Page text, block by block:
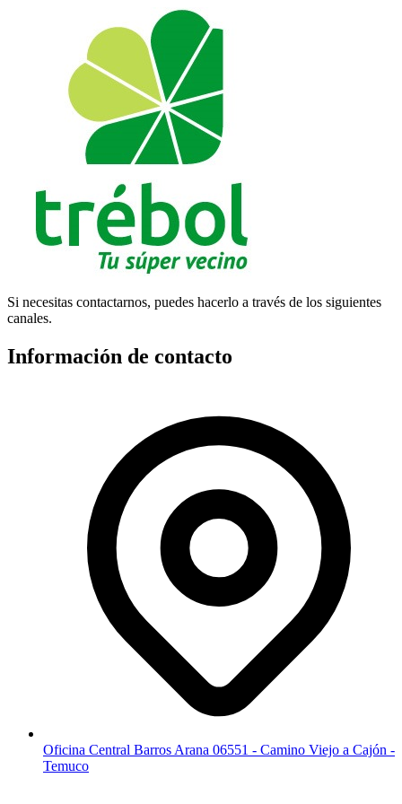
Si necesitas contactarnos, puedes hacerlo a través de los siguientes
canales.
Información de contacto
Oficina Central Barros Arana 06551 - Camino Viejo a Cajón -
Temuco